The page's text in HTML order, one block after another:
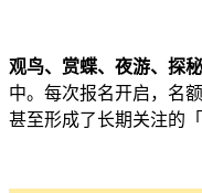
观鸟、赏蝶、夜游、探
中。每次报名开启，名
甚至形成了长期关注的「